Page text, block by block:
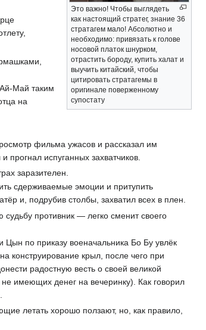
Это важно! Чтобы выглядеть
как настоящий стратег, знание 36
стратагем мало! Абсолютно и
необходимо: привязать к голове
носовой платок шнурком,
отрастить бороду, купить халат и
выучить китайский, чтобы
цитировать стратагемы в
оригинале поверженному
супостату
Май таким
на
фильма ужасов и рассказал им
испуганных захватчиков.
заразителен.
сдерживаемые эмоции и притупить
и, подрубив столбы, захватил всех в плен.
противник — легко сменит своего
Цын по приказу военачальника Бо Бу увлёк
конструирование крыл, после чего при
радостную весть о своей великой
имеющих денег на вечеринку). Как говорил
летать хорошо ползают, но, как правило,